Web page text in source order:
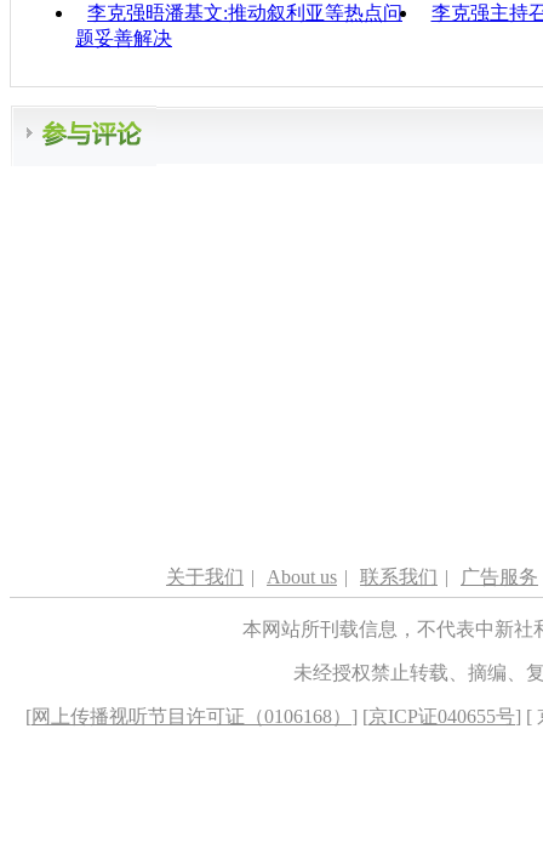
李克强晤潘基文:推动叙利亚等热点问
题妥善解决
李克强主持
关于我们 | About us | 联系我们 | 广告服务
本网站所刊载信息，不代表中新
未经授权禁止转载、摘编、
[网上传播视听节目许可证（0106168） ] [京ICP证040655号] [